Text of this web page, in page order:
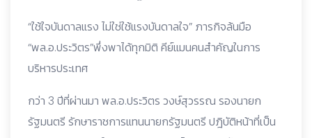
“ใช้ใจบันดาลแรง ไม่ใช่ใช้แรงบันดาลใจ” ภารกิจล้นมือ
“พล.อ.ประวิตร”พึ่งพาได้ทุกมิติ คีย์แมนคนสำคัญในการ
บริหารประเทศ
กว่า 3 ปีที่ผ่านมา พล.อ.ประวิตร วงษ์สุวรรณ รองนายก
รัฐมนตรี รักษาราชการแทนนายกรัฐมนตรี ปฎิบัติหน้าที่เป็น